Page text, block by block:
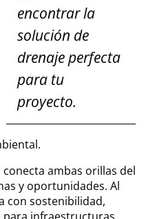
encontrar la
solución de
drenaje perfecta
para tu
proyecto.
ambas orillas del
y oportunidades. Al
con sostenibilidad,